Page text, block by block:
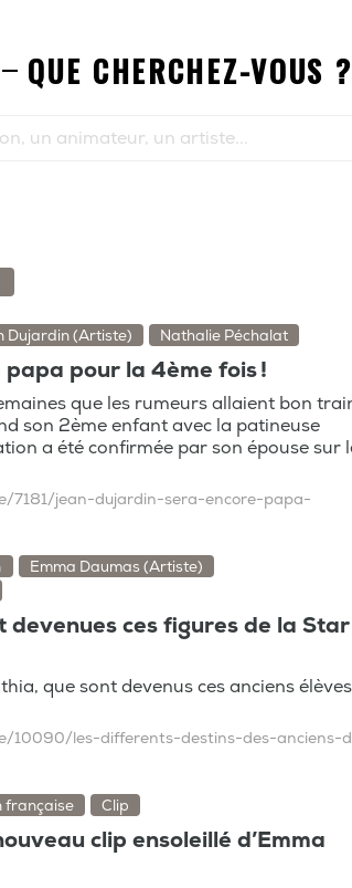
QUE CHERCHEZ-VOUS ?
Dujardin (Artiste) Nathalie Péchalat
pour la 4ème fois !
que les rumeurs allaient bon
son 2ème enfant avec la patineuse
a été confirmée par son épouse sur
7181/jean-dujardin-sera-encore-papa-
Emma Daumas (Artiste)
devenues ces figures de la Star
que sont devenus ces anciens élèves
10090/les-differents-destins-des-anciens-
française Clip
clip ensoleillé d’Emma